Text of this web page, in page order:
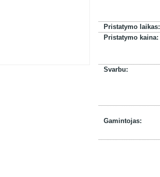
Pristatymo laikas:
Pristatymo kaina:
Svarbu:
Gamintojas: